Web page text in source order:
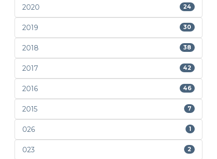
2020 24
2019 30
2018 38
2017 42
2016 46
2015 7
026 1
023 2